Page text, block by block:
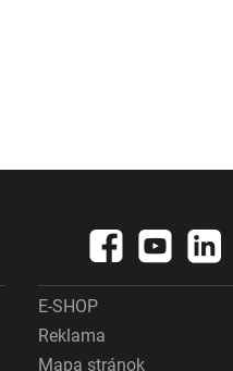
E-SHOP
Reklama
Mapa stránok